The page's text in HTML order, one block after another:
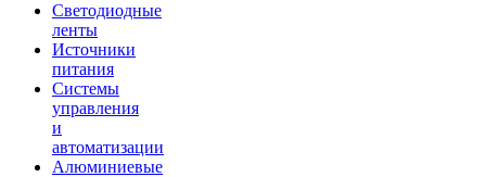
Светодиодные
ленты
Источники
питания
Системы
управления
и
автоматизации
Алюминиевые